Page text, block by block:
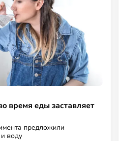
время еды заставляет
предложили
воду